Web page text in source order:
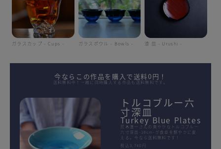
ガラスカップ - Cups - ガラスボウル - Bowls - 漆 皿 - Urushi -
今ならこの作品を購入で送料0円！
送料無料中！一緒に同時購入する作品も送料無料です。
トルコブルー六
寸深皿
Turkey Blue Plates
荒木漢一さんの爽やかなトルコブルー
六寸深皿-18cm-が食卓を鮮やかに変
える。今なら送料無料です！
税込3,740円